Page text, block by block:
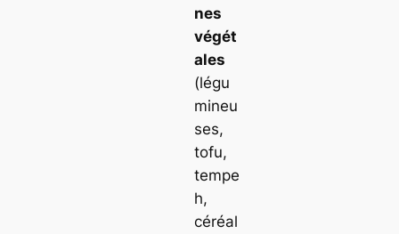
nes
végét
ales
(légu
mineu
ses,
tofu,
tempe
h,
céréal